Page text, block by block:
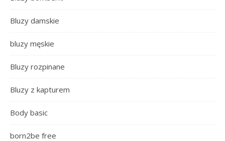
Bluzy damskie
bluzy męskie
Bluzy rozpinane
Bluzy z kapturem
Body basic
born2be free